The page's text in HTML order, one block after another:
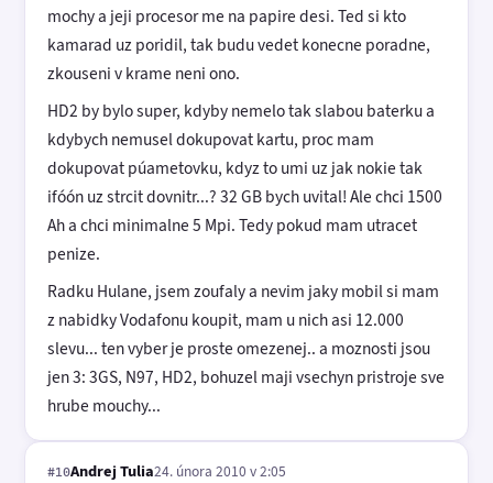
mochy a jeji procesor me na papire desi. Ted si kto
kamarad uz poridil, tak budu vedet konecne poradne,
zkouseni v krame neni ono.
HD2 by bylo super, kdyby nemelo tak slabou baterku a
kdybych nemusel dokupovat kartu, proc mam
dokupovat púametovku, kdyz to umi uz jak nokie tak
ifóón uz strcit dovnitr...? 32 GB bych uvital! Ale chci 1500
Ah a chci minimalne 5 Mpi. Tedy pokud mam utracet
penize.
Radku Hulane, jsem zoufaly a nevim jaky mobil si mam
z nabidky Vodafonu koupit, mam u nich asi 12.000
slevu... ten vyber je proste omezenej.. a moznosti jsou
jen 3: 3GS, N97, HD2, bohuzel maji vsechyn pristroje sve
hrube mouchy...
#10Andrej Tulia24. února 2010 v 2:05